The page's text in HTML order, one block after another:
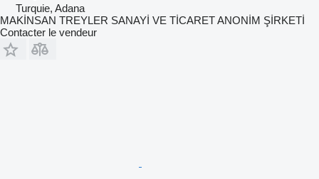
Turquie, Adana
MAKİNSAN TREYLER SANAYİ VE TİCARET ANONİM ŞİRKETİ
Contacter le vendeur